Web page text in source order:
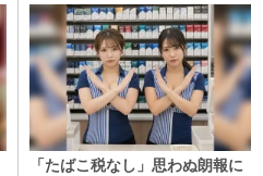
「たばこ税なし」思わぬ朗報に